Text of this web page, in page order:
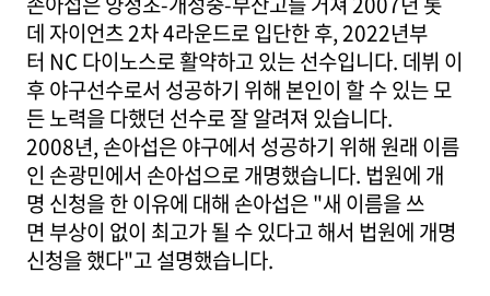
데 자이언츠 2차 4라운드로 입단한 후, 2022년부
터 NC 다이노스로 활약하고 있는 선수입니다. 데뷔 이
후 야구선수로서 성공하기 위해 본인이 할 수 있는 모
든 노력을 다했던 선수로 잘 알려져 있습니다.
2008년, 손아섭은 야구에서 성공하기 위해 원래 이름
인 손광민에서 손아섭으로 개명했습니다. 법원에 개
명 신청을 한 이유에 대해 손아섭은 "새 이름을 쓰
면 부상이 없이 최고가 될 수 있다고 해서 법원에 개명
신청을 했다"고 설명했습니다.